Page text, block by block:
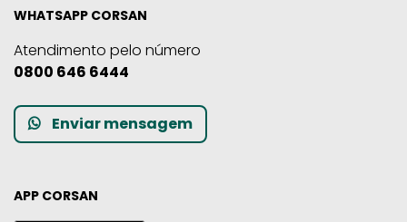
WHATSAPP CORSAN
Atendimento pelo número
0800 646 6444
Enviar mensagem
APP CORSAN